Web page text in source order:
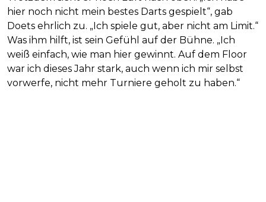
hier noch nicht mein bestes Darts gespielt“, gab
Doets ehrlich zu. „Ich spiele gut, aber nicht am Limit.“
Was ihm hilft, ist sein Gefühl auf der Bühne. „Ich
weiß einfach, wie man hier gewinnt. Auf dem Floor
war ich dieses Jahr stark, auch wenn ich mir selbst
vorwerfe, nicht mehr Turniere geholt zu haben.“